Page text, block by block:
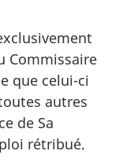
Commissaire
que celui-ci
autres
de Sa
rétribué.